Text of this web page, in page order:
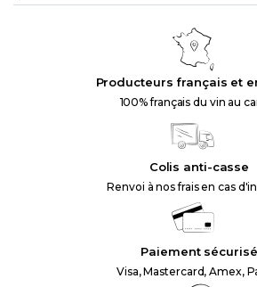
Producteurs français et
100% français du vin au
Colis anti-casse
Renvoi à nos frais en cas
Paiement sécurisé
Visa, Mastercard, Amex,